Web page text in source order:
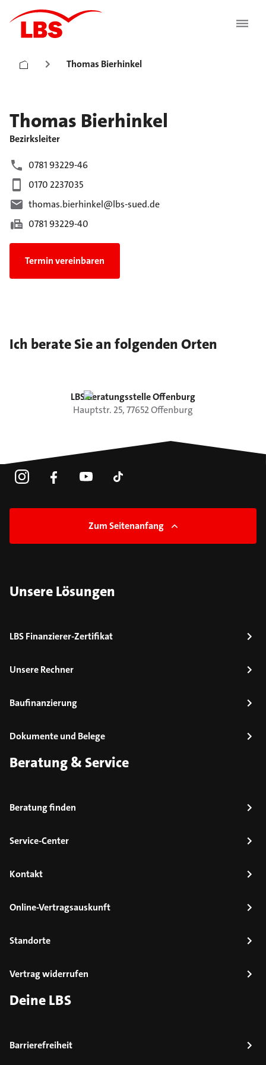
Thomas Bierhinkel
Thomas Bierhinkel
Bezirksleiter
0781 93229-46
0170 2237035
thomas.bierhinkel@lbs-sued.de
0781 93229-40
Termin vereinbaren
Ich berate Sie an folgenden Orten
LBS Beratungsstelle Offenburg
Hauptstr. 25,77652Offenburg
Zum Seitenanfang
Unsere Lösungen
LBS Finanzierer-Zertifikat
Unsere Rechner
Baufinanzierung
Dokumente und Belege
Beratung & Service
Beratung finden
Service-Center
Kontakt
Online-Vertragsauskunft
Standorte
Vertrag widerrufen
Deine LBS
Barrierefreiheit